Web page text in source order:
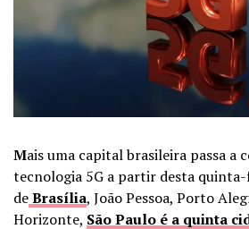
Mais uma capital brasileira passa a
tecnologia 5G a partir desta quinta-
deBrasília, João Pessoa, Porto
Horizonte, São Paulo é a quinta